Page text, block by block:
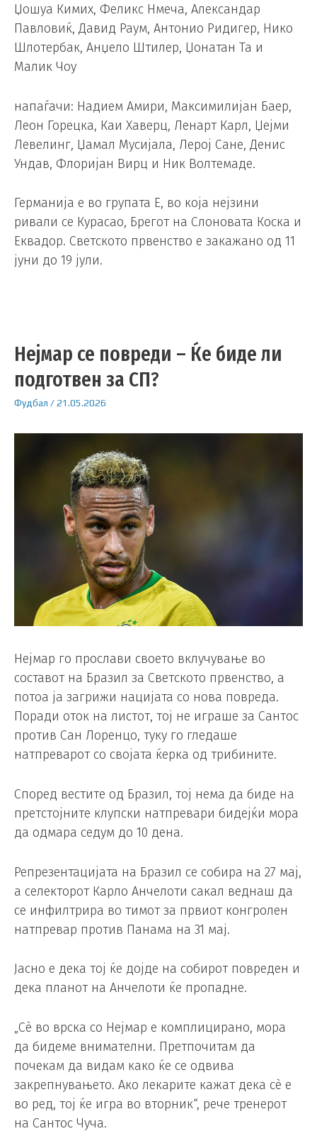
Џошуа Кимих, Феликс Нмеча, Александар
Павловиќ, Давид Раум, Антонио Ридигер, Нико
Шлотербак, Анџело Штилер, Џонатан Та и
Малик Чоу
напаѓачи: Надием Амири, Максимилијан Баер,
Леон Горецка, Каи Хаверц, Ленарт Карл, Џејми
Левелинг, Џамал ​​Мусијала, Лерој Сане, Денис
Ундав, Флоријан Вирц и Ник Волтемаде.
Германија е во групата Е, во која нејзини
ривали се Курасао, Брегот на Слоновата Коска и
Еквадор. Светското првенство е закажано од 11
јуни до 19 јули.
Нејмар се повреди – Ќе биде ли
подготвен за СП?
Фудбал /21.05.2026
Нејмар го прослави своето вклучување во
составот на Бразил за Светското првенство, а
потоа ја загрижи нацијата со нова повреда.
Поради оток на листот, тој не играше за Сантос
против Сан Лоренцо, туку го гледаше
натпреварот со својата ќерка од трибините.
Според вестите од Бразил, тој нема да биде на
претстојните клупски натпревари бидејќи мора
да одмара седум до 10 дена.
Репрезентацијата на Бразил се собира на 27 мај,
а селекторот Карло Анчелоти сакал веднаш да
се инфилтрира во тимот за првиот конгролен
натпревар против Панама на 31 мај.
Јасно е дека тој ќе дојде на собирот повреден и
дека планот на Анчелоти ќе пропадне.
„Сè во врска со Нејмар е комплицирано, мора
да бидеме внимателни. Претпочитам да
почекам да видам како ќе се одвива
закрепнувањето. Ако лекарите кажат дека сè е
во ред, тој ќе игра во вторник“, рече тренерот
на Сантос Чуча.